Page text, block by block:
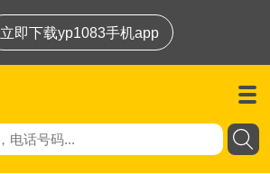
立即下载yp1083手机app